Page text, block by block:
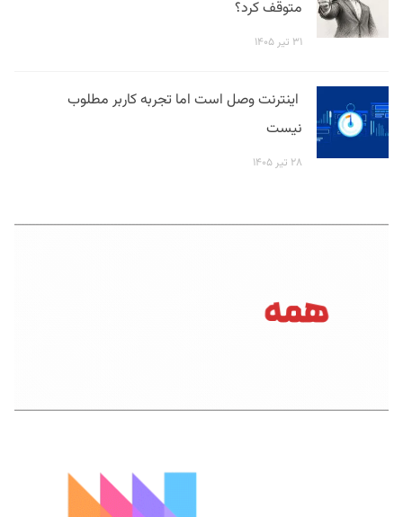
متوقف کرد؟
۳۱ تیر ۱۴۰۵
اینترنت وصل است اما تجربه کاربر مطلوب
نیست
۲۸ تیر ۱۴۰۵